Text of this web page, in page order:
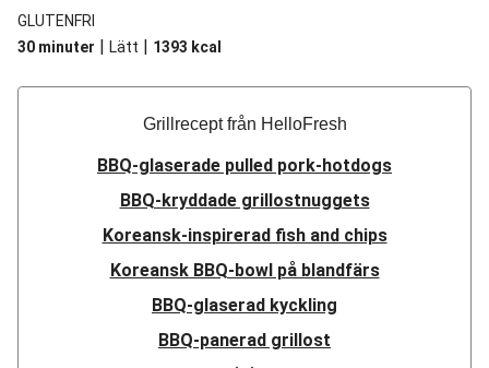
GLUTENFRI
30 minuter | Lätt | 1393 kcal
Grillrecept från HelloFresh
BBQ-glaserade pulled pork-hotdogs
BBQ-kryddade grillostnuggets
Koreansk-inspirerad fish and chips
Koreansk BBQ-bowl på blandfärs
BBQ-glaserad kyckling
BBQ-panerad grillost